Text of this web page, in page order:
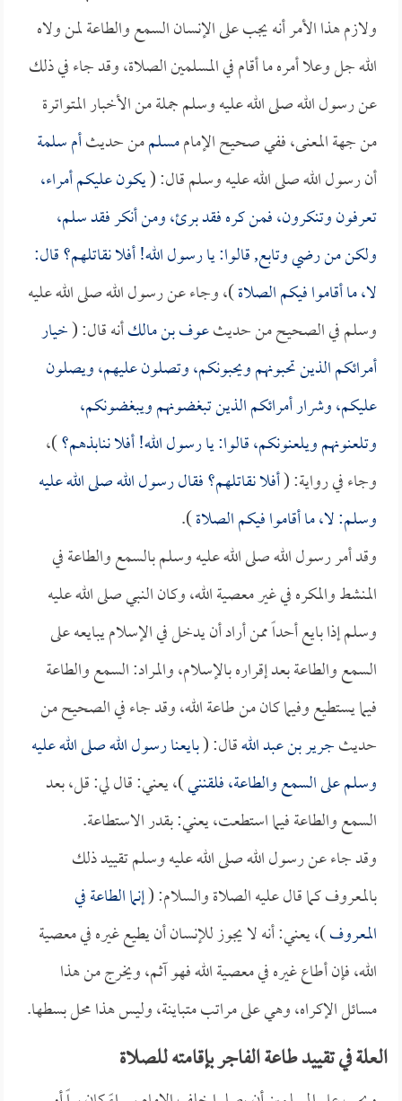
ولازم هذا الأمر أنه يجب على الإنسان السمع والطاعة لمن ولاه
الله جل وعلا أمره ما أقام في المسلمين الصلاة، وقد جاء في ذلك
عن رسول الله صلى الله عليه وسلم جملة من الأخبار المتواترة
من جهة المعنى، ففي صحيح الإماممسلممن حديثأم سلمة
أن رسول الله صلى الله عليه وسلم قال: (يكون عليكم أمراء،
تعرفون وتنكرون، فمن كره فقد برئ، ومن أنكر فقد سلم،
ولكن من رضي وتابع, قالوا: يا رسول الله! أفلا نقاتلهم؟ قال:
لا، ما أقاموا فيكم الصلاة)، وجاء عن رسول الله صلى الله عليه
وسلم في الصحيح من حديثعوف بن مالكأنه قال: (خيار
أمرائكم الذين تحبونهم ويحبونكم، وتصلون عليهم، ويصلون
عليكم، وشرار أمرائكم الذين تبغضونهم ويبغضونكم،
وتلعنونهم ويلعنونكم، قالوا: يا رسول الله! أفلا ننابذهم؟)،
وجاء في رواية: (أفلا نقاتلهم؟ فقال رسول الله صلى الله عليه
وسلم: لا، ما أقاموا فيكم الصلاة).
وقد أمر رسول الله صلى الله عليه وسلم بالسمع والطاعة في
المنشط والمكره في غير معصية الله، وكان النبي صلى الله عليه
وسلم إذا بايع أحداً ممن أراد أن يدخل في الإسلام يبايعه على
السمع والطاعة بعد إقراره بالإسلام، والمراد: السمع والطاعة
فيما يستطيع وفيما كان من طاعة الله، وقد جاء في الصحيح من
حديثجرير بن عبد اللهقال: (بايعنا رسول الله صلى الله عليه
وسلم على السمع والطاعة، فلقنني)، يعني: قال لي: قل، بعد
السمع والطاعة فيما استطعت، يعني: بقدر الاستطاعة.
وقد جاء عن رسول الله صلى الله عليه وسلم تقييد ذلك
بالمعروف كما قال عليه الصلاة والسلام: (إنما الطاعة في
المعروف)، يعني: أنه لا يجوز للإنسان أن يطيع غيره في معصية
الله، فإن أطاع غيره في معصية الله فهو آثم، ويخرج من هذا
مسائل الإكراه، وهي على مراتب متباينة، وليس هذا محل بسطها.
العلة في تقييد طاعة الفاجر بإقامته للصلاة